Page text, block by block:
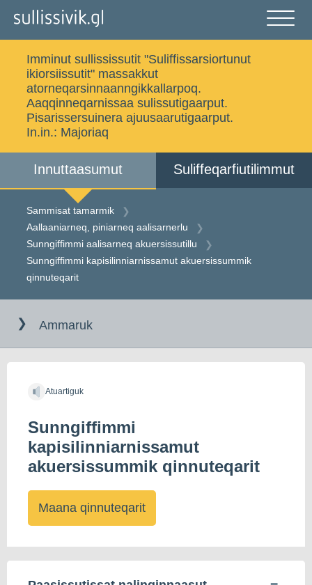
Iserfissaq
Dansk
Imminut sullississutit "Suliffissarsiortunut
ikiorsiissutit" massakkut
atorneqarsinnaanngikkallarpoq.
Aaqqinneqarnissaa sulissutigaarput.
Pisarissersuinera ajuusaarutigaarput.
In.in.: Majoriaq
Innuttaasumut Suliffeqarfiutilimmut
Sammisat tamarmik
Aallaaniarneq, piniarneq aalisarnerlu
Sunngiffimmi aalisarneq akuersissutillu
Sunngiffimmi kapisilinniarnissamut akuersissummik
qinnuteqarit
indholdet
Ammaruk
Atuartiguk
Sunngiffimmi
kapisilinniarnissamut
akuersissummik qinnuteqarit
Maana qinnuteqarit